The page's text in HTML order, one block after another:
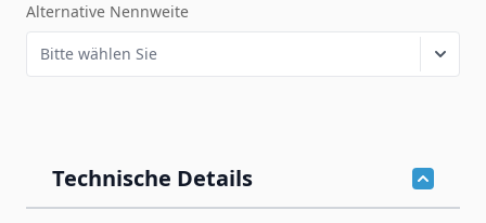
Alternative Nennweite
Technische Details